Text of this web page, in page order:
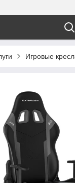
Игровые